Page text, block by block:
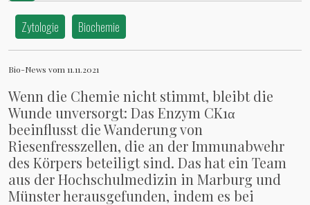
Zytologie Biochemie
Bio-News vom 11.11.2021
Wenn die Chemie nicht stimmt, bleibt die
Wunde unversorgt: Das Enzym CK1α
beeinflusst die Wanderung von
Riesenfresszellen, die an der Immunabwehr
des Körpers beteiligt sind. Das hat ein Team
aus der Hochschulmedizin in Marburg und
Münster herausgefunden, indem es bei